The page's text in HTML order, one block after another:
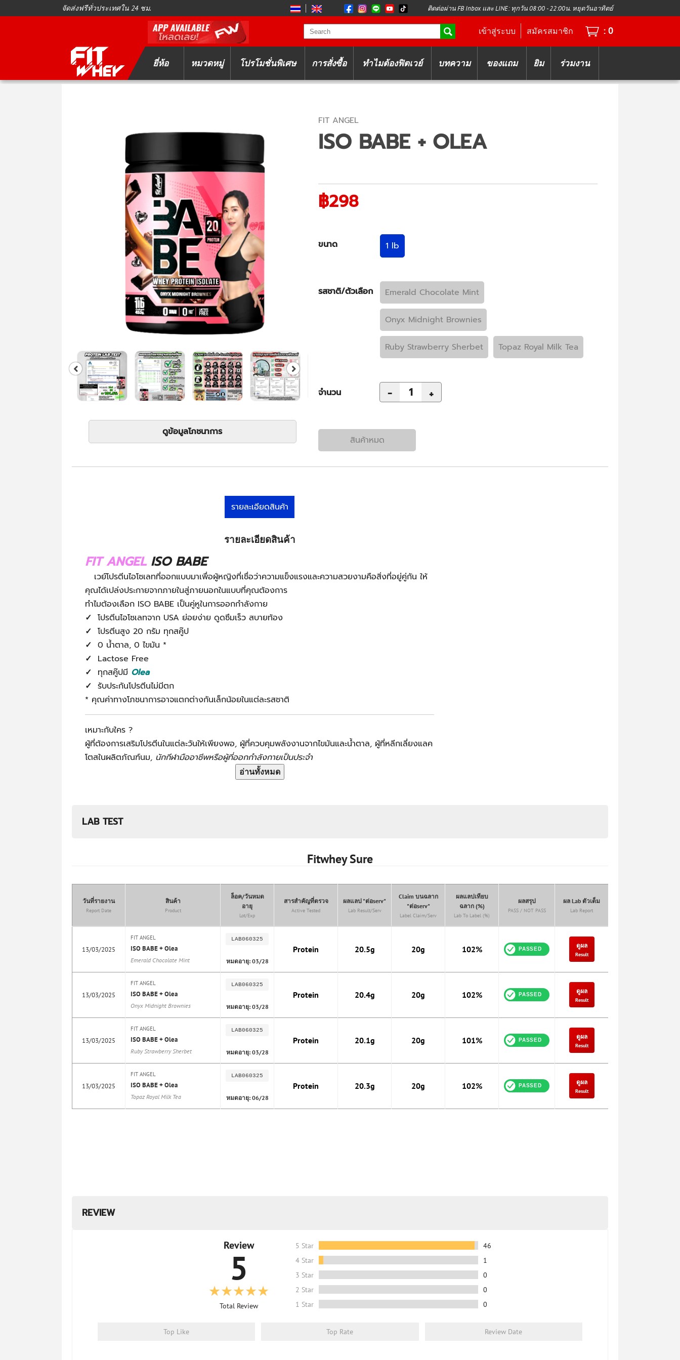
จัดส่งฟรีทั่วประเทศใน 24 ชม. ติดต่อผ่าน FB Inbox และ LINE: ทุกวัน 08:00 - 22:00น. หยุดวันอาทิตย์
เข้าสู่ระบบ สมัครสมาชิก : 0
ยี่ห้อ หมวดหมู่ โปรโมชั่นพิเศษ การสั่งซื้อ ทำไมต้องฟิตเวย์ บทความ ของแถม ยิม ร่วมงาน
ดูข้อมูลโภชนาการ
FIT ANGEL
ISO BABE + OLEA
฿298
ขนาด 1 lb
รสชาติ/ตัวเลือก Emerald Chocolate Mint
Onyx Midnight Brownies
Ruby Strawberry Sherbet Topaz Royal Milk Tea
จำนวน - +
สินค้าหมด
รายละเอียดสินค้า
รายละเอียดสินค้า
FIT ANGEL ISO BABE
เวย์โปรตีนไอโซเลทที่ออกแบบมาเพื่อผู้หญิงที่เชื่อว่าความแข็งแรงและความสวยงามคือสิ่งที่อยู่คู่กัน ให้
คุณได้เปล่งประกายจากภายในสู่ภายนอกในแบบที่คุณต้องการ
ทำไมต้องเลือก ISO BABE เป็นคู่หูในการออกกำลังกาย
✓ โปรตีนไอโซเลทจาก USA ย่อยง่าย ดูดซึมเร็ว สบายท้อง
✓ โปรตีนสูง 20 กรัม ทุกสคู๊ป
✓ 0 น้ำตาล, 0 ไขมัน *
✓ Lactose Free
✓ ทุกสคู๊ปมี Olea
✓ รับประกันโปรตีนไม่มีตก
* คุณค่าทางโภชนาการอาจแตกต่างกันเล็กน้อยในแต่ละรสชาติ
เหมาะกับใคร ?
ผู้ที่ต้องการเสริมโปรตีนในแต่ละวันให้เพียงพอ, ผู้ที่ควบคุมพลังงานจากไขมันและน้ำตาล, ผู้ที่หลีกเลี่ยงแลค
โตสในผลิตภัณฑ์นม, นักกีฬามืออาชีพหรือผู้ที่ออกกำลังกายเป็นประจำ
อ่านทั้งหมด
LAB TEST
Fitwhey Sure
วันที่รายงาน
Report Date
สินค้า
Product
ล็อค/วันหมด
อายุ
Lot/Exp
สารสำคัญที่ตรวจ
Active Tested
ผลแลป "ต่อserv"
Lab Result/serv
Claim บนฉลาก
"ต่อserv"
Label Claim/serv
ผลแลปเทียบ
ฉลาก (%)
Lab To Label (%)
ผลสรุป
PASS / NOT PASS
ผล Lab ตัวเต็ม
Lab Report
13/03/2025
FIT ANGEL
ISO BABE + Olea
Emerald Chocolate Mint
LAB060325
หมดอายุ: 03/28
Protein 20.5g 20g 102% ดูผล
Result
13/03/2025
FIT ANGEL
ISO BABE + Olea
Onyx Midnight Brownies
LAB060325
หมดอายุ: 03/28
Protein 20.4g 20g 102% ดูผล
Result
13/03/2025
FIT ANGEL
ISO BABE + Olea
Ruby Strawberry Sherbet
LAB060325
หมดอายุ: 03/28
Protein 20.1g 20g 101% ดูผล
Result
13/03/2025
FIT ANGEL
ISO BABE + Olea
Topaz Royal Milk Tea
LAB060325
หมดอายุ: 06/28
Protein 20.3g 20g 102% ดูผล
Result
REVIEW
Review
5
Total Review
5 Star
46
4 Star
1
3 Star
0
2 Star
0
1 Star
0
Top Like Top Rate Review Date